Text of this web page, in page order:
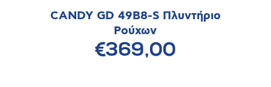
CANDY GD 49B8-S Πλυντήριο
Ρούχων
€369,00